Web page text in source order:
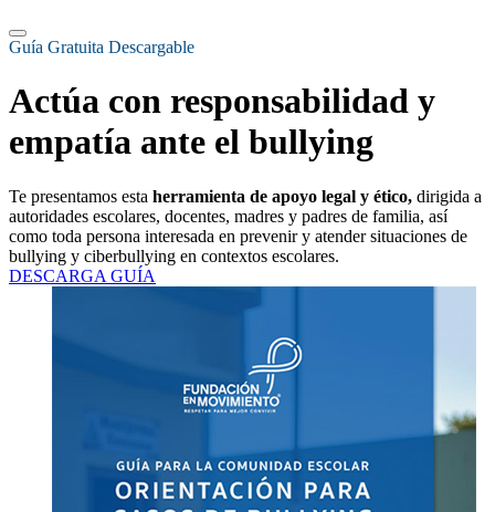
Guía Gratuita Descargable
Actúa con responsabilidad y
empatía ante el bullying
Te presentamos esta herramienta de apoyo legal y ético, dirigida a
autoridades escolares, docentes, madres y padres de familia, así
como toda persona interesada en prevenir y atender situaciones de
bullying y ciberbullying en contextos escolares.
DESCARGA GUÍA